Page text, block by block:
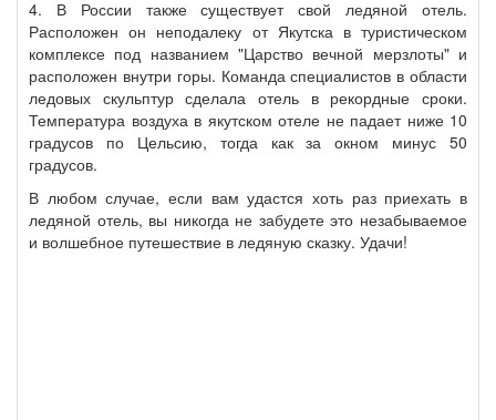
4. В России также существует свой ледяной отель.
Расположен он неподалеку от Якутска в туристическом
комплексе под названием "Царство вечной мерзлоты" и
расположен внутри горы. Команда специалистов в области
ледовых скульптур сделала отель в рекордные сроки.
Температура воздуха в якутском отеле не падает ниже 10
градусов по Цельсию, тогда как за окном минус 50
градусов.
В любом случае, если вам удастся хоть раз приехать в
ледяной отель, вы никогда не забудете это незабываемое
и волшебное путешествие в ледяную сказку. Удачи!